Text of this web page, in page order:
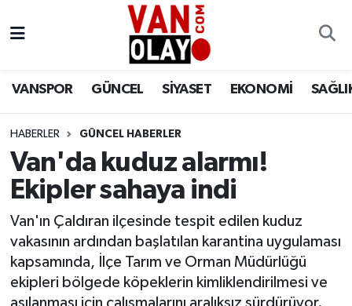
VANSPOR GÜNCEL SİYASET EKONOMİ
HABERLER GÜNCEL HABERLER
Van'da kuduz alarmı!
Ekipler sahaya indi
Van'ın Çaldıran ilçesinde tespit edilen kuduz
vakasının ardından başlatılan karantina uygulaması
kapsamında, İlçe Tarım ve Orman Müdürlüğü
ekipleri bölgede köpeklerin kimliklendirilmesi ve
aşılanması için çalışmalarını aralıksız sürdürüyor.
Siyaset
Ekonomi
Sağlık
Eğitim
Bilim & Teknoloji
Van Nöbetçi Eczaneler
Van Namaz Vakitleri
Van Trafik Yoğunluk Haritası
Süper Lig Puan Durumu ve Fikstür
Tüm Manşetler
Son Dakika Haberleri